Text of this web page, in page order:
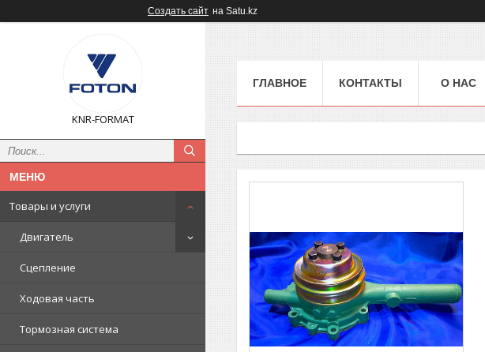
Создать сайт на Satu.kz
KNR-FORMAT
Товары и услуги
Двигатель
Сцепление
Ходовая часть
Тормозная система
ГЛАВНОЕ КОНТАКТЫ О НАС